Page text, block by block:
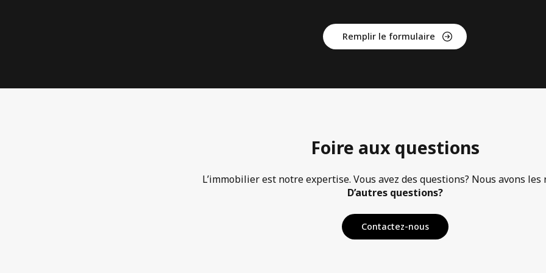
Remplir le formulaire
Foire aux questions
L’immobilier est notre expertise. Vous avez des questions? Nous avons les
D’autres questions?
Contactez-nous